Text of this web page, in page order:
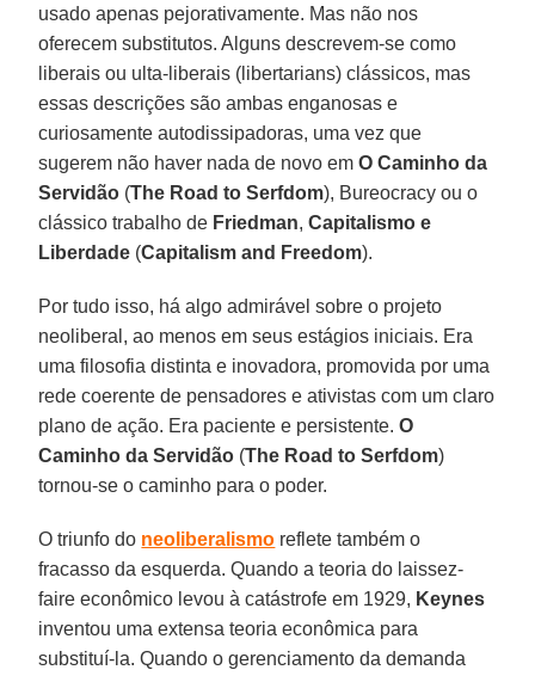
usado apenas pejorativamente. Mas não nos
oferecem substitutos. Alguns descrevem-se como
liberais ou ulta-liberais (libertarians) clássicos, mas
essas descrições são ambas enganosas e
curiosamente autodissipadoras, uma vez que
sugerem não haver nada de novo emO Caminho da
Servidão (The Road to Serfdom), Bureocracy ou o
clássico trabalho de Friedman,Capitalismo e
Liberdade (Capitalism and Freedom).
Por tudo isso, há algo admirável sobre o projeto
neoliberal, ao menos em seus estágios iniciais. Era
uma filosofia distinta e inovadora, promovida por uma
rede coerente de pensadores e ativistas com um claro
plano de ação. Era paciente e persistente.O
Caminho da Servidão (The Road to Serfdom)
tornou-se o caminho para o poder.
O triunfo do neoliberalismo reflete também o
fracasso da esquerda. Quando a teoria do laissez-
faire econômico levou à catástrofe em 1929, Keynes
inventou uma extensa teoria econômica para
substituí-la. Quando o gerenciamento da demanda